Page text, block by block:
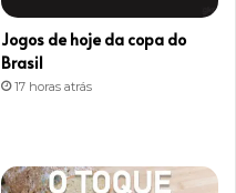
r
a
Jogos de hoje da copa do
Brasil
17 horas atrás